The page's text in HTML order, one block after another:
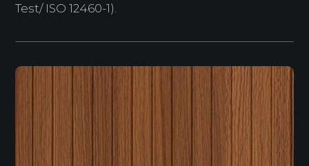
Test/ ISO 12460-1).